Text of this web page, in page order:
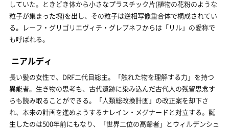
していた。ときどき体から小さなプラスチック片(植物の花粉のような
粒子が集まった塊)を出し、その粒子は逆相写像重合体で構成されてい
る。レーフ・グリゴリエヴィチ・グレブネフからは「リル」の愛称で
も呼ばれる。
ニアルディ
長い髪の女性で、DRF二代目総主。「触れた物を理解する力」を持つ
異能者。生き物の思考も、古代遺跡に染み込んだ古代人の残留思念す
らも読み取ることができる。「人類総改換計画」の改正案を却下さ
れ、本来の計画を進めようするナレイン・メグナードと対立する。誕
生したのは500年前にもなり、「世界二位の高齢者」とウィルデンシュ